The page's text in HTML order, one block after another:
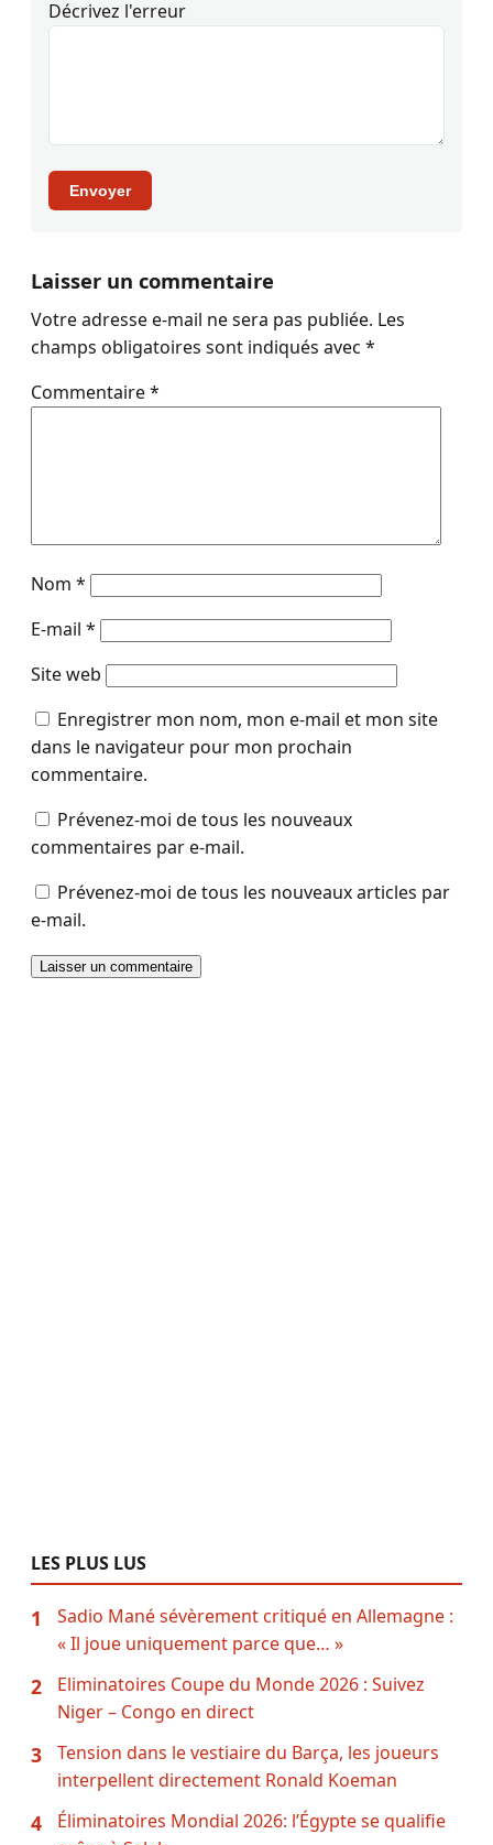
Décrivez l'erreur
Envoyer
Laisser un commentaire
Votre adresse e-mail ne sera pas publiée. Les
champs obligatoires sont indiqués avec *
Commentaire*
Nom *
E-mail *
Site web
Enregistrer mon nom, mon e-mail et mon site
dans le navigateur pour mon prochain
commentaire.
Prévenez-moi de tous les nouveaux
commentaires par e-mail.
Prévenez-moi de tous les nouveaux articles par
e-mail.
LES PLUS LUS
1
Sadio Mané sévèrement critiqué en Allemagne :
« Il joue uniquement parce que… »
2
Eliminatoires Coupe du Monde 2026 : Suivez
Niger – Congo en direct
3
Tension dans le vestiaire du Barça, les joueurs
interpellent directement Ronald Koeman
4
Éliminatoires Mondial 2026: l’Égypte se qualifie